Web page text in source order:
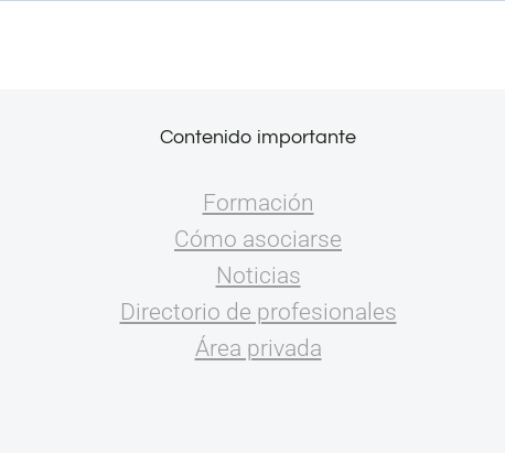
Contenido importante
Formación
Cómo asociarse
Noticias
Directorio de profesionales
Área privada